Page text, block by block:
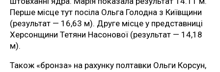
Перше місце тут посіла Ольга Голодна з Київщини
(результат — 16,63 м). Друге місце у представниці
Херсонщини Тетяни Насонової (результат — 14,18
м).
Також «бронза» на рахунку полтавки Ольги Корсун,